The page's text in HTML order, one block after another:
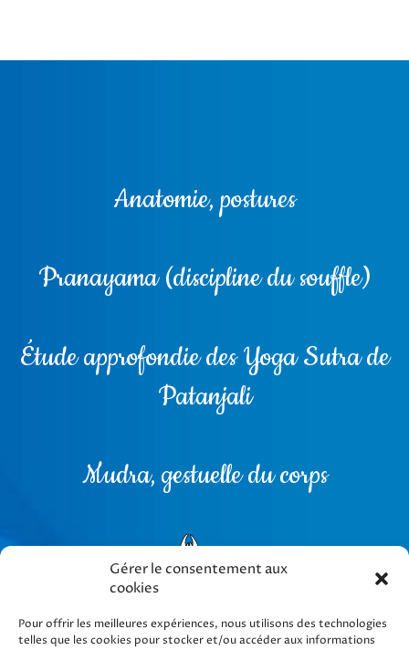
Gérer le consentement aux
cookies
Pour offrir les meilleures expériences, nous utilisons des technologies
telles que les cookies pour stocker et/ou accéder aux informations
Anatomie, postures
Pranayama (discipline du souffle)
Étude approfondie des Yoga Sutra de
Patanjali
Mudra, gestuelle du corps